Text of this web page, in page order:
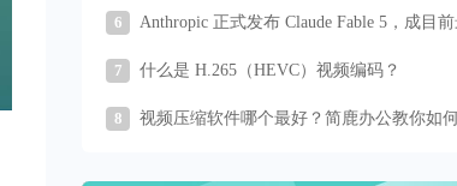
6
Anthropic 正式发布 Claude Fable 5，成目
7
什么是 H.265（HEVC）视频编码？
8
视频压缩软件哪个最好？简鹿办公教你如